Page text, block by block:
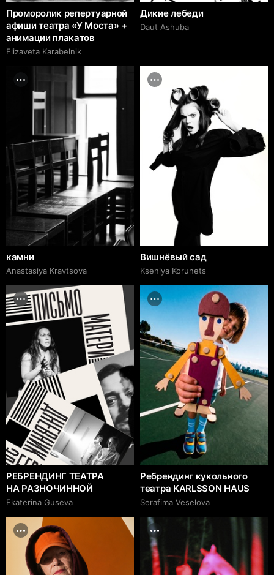
Проморолик репертуарной
афиши театра «У Моста» +
анимации плакатов
Elizaveta Karabelnik
Дикие лебеди
Daut Ashuba
камни
Anastasiya Kravtsova
Вишнёвый сад
Kseniya Korunets
РЕБРЕНДИНГ ТЕАТРА
НА РАЗНОЧИННОЙ
Ekaterina Guseva
Ребрендинг кукольного
театра KARLSSON HAUS
Serafima Veselova